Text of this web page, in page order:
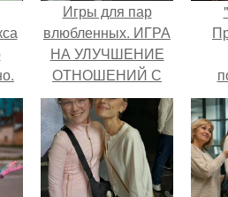
Игры для пар
влюбленных. ИГРА
НА УЛУЧШЕНИЕ
ОТНОШЕНИЙ С
ЛЮБИМЫМ